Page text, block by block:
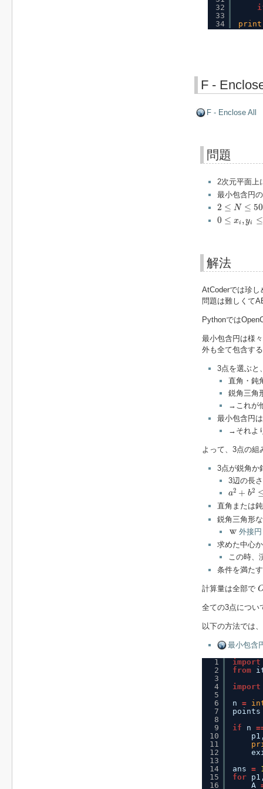
32
33
34
print
F -
F - Enclose All
問題
2次元平面上
最小包含円
2 ≤ N ≤ 50
2 N ≤50
0 ≤ xi ,yi ≤
0 x
解法
AtCoderでは珍
問題は難しくて
Pythonでは
最小包含円は様
外も全て包含す
3点を選ぶと
直角・鈍
鋭角三角
→これが
最小包含円
→それよ
よって、3点の組
3点が鋭角か
3辺の長
a2 + b2
2+ 2≤ c
直角または
鋭角三角形
外接円
求めた中心
この時、
条件を満た
計算量は全部で
全ての3点につい
以下の方法では
最小包含
1
2
3
4
5
6
7
8
9
10
11
12
13
14
15
16
import
from
import
n =
if
n =
ans =
for
A